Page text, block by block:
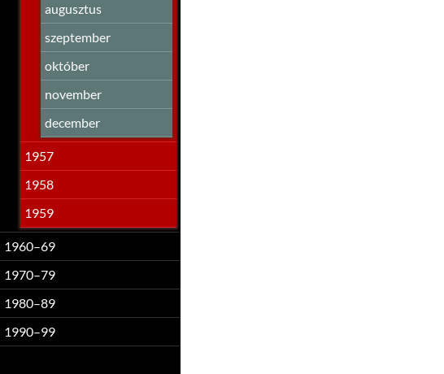
augusztus
szeptember
október
november
december
1957
1958
1959
1960–69
1970–79
1980–89
1990–99